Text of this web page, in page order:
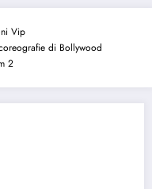
Vip
di Bollywood
2